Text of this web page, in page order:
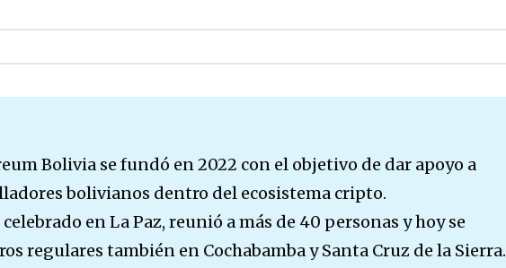
Bolivia se fundó en 2022 con el objetivo de dar apoyo a
bolivianos dentro del ecosistema cripto.
celebrado en La Paz, reunió a más de 40 personas y hoy se
regulares también en Cochabamba y Santa Cruz de la Sierra.